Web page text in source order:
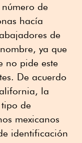
de
hacía
de
ya que
no pide este
De acuerdo
la
de
mexicanos
identificación